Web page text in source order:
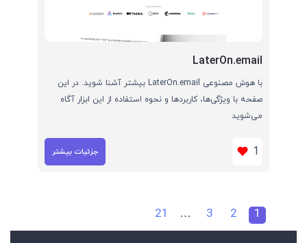
LaterOn.email
با هوش مصنوعی LaterOn.email بیشتر آشنا شوید. در این
صفحه با ویژگی‌ها، کاربردها و نحوه استفاده از این ابزار آگاه
می‌شوید
1 جزئیات بیشتر
1
2
3
…
21